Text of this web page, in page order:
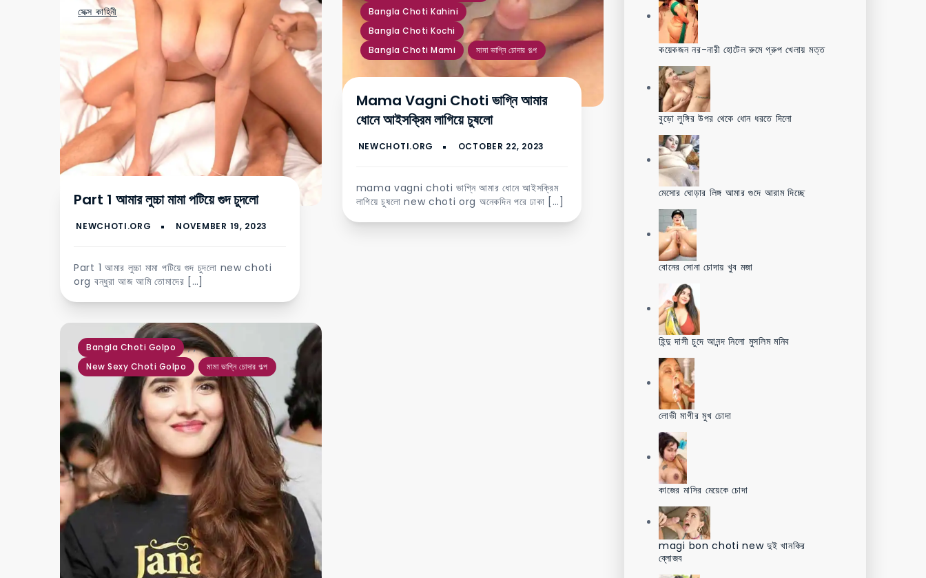
সেক্স কাহিনী
Part 1 আমার লুচ্চা মামা পটিয়ে গুদ চুদলো
Part 1 আমার লুচ্চা মামা পটিয়ে গুদ চুদলো new choti
org বন্ধুরা আজ আমি তোমাদের […]
Bangla Choti Kahini
Bangla Choti Kochi
Bangla Choti Mami মামা ভাগ্নি চোদার গল্প
Mama Vagni Choti ভাগ্নি আমার
ধোনে আইসক্রিম লাগিয়ে চুষলো
mama vagni choti ভাগ্নি আমার ধোনে আইসক্রিম
লাগিয়ে চুষলো new choti org অনেকদিন পরে ঢাকা […]
Bangla Choti Golpo ,
New Sexy Choti Golpo
,
মামা ভাগ্নি চোদার গল্প
কয়েকজন নর-নারী হোটেল রুমে গ্রুপ খেলায় মত্ত
বুড়ো লুঙ্গির উপর থেকে ধোন ধরতে দিলো
মেসোর ঘোড়ার লিঙ্গ আমার গুদে আরাম দিচ্ছে
বোনের সোনা চোদায় খুব মজা
হিন্দু দাসী চুদে আনন্দ নিলো মুসলিম মনিব
লোভী মাগীর মুখ চোদা
কাজের মাসির মেয়েকে চোদা
magi bon choti new দুই খানকির
ব্লোজব